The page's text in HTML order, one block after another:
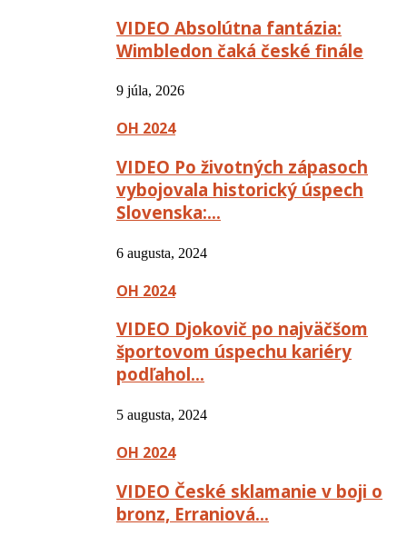
VIDEO Absolútna fantázia:
Wimbledon čaká české finále
9 júla, 2026
OH 2024
VIDEO Po životných zápasoch
vybojovala historický úspech
Slovenska:…
6 augusta, 2024
OH 2024
VIDEO Djokovič po najväčšom
športovom úspechu kariéry
podľahol…
5 augusta, 2024
OH 2024
VIDEO České sklamanie v boji o
bronz, Erraniová…